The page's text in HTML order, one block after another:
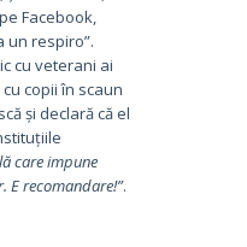
Facebook,
un respiro”.
cu veterani ai
copii în scaun
și declară că el
care impune
E recomandare!”.